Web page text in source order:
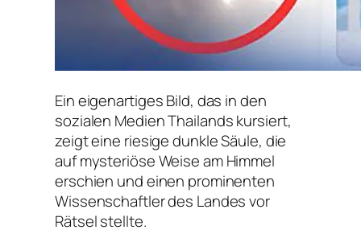
Ein eigenartiges Bild, das in den
sozialen Medien Thailands kursiert,
zeigt eine riesige dunkle Säule, die
auf mysteriöse Weise am Himmel
erschien und einen prominenten
Wissenschaftler des Landes vor
Rätsel stellte.